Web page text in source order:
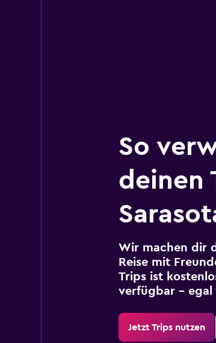
So
deinen
Wir machen dir
Reise mit
Trips ist
verfügbar – egal
Jetzt Trips nutzen